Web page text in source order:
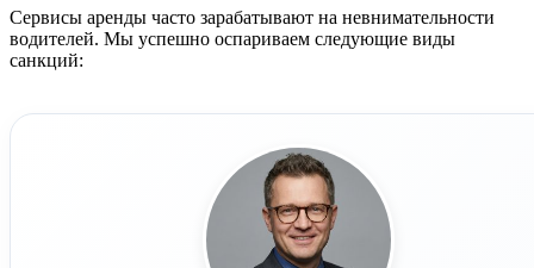
Сервисы аренды часто зарабатывают на невнимательности
водителей. Мы успешно оспариваем следующие виды
санкций: